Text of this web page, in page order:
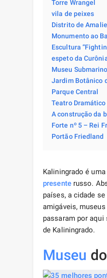
Torre Wrangel
vila de peixes
Distrito de
Monumento ao
Escultura
espeto da
Museu
Jardim Botânico
Parque Central
Teatro
A construção da
Forte nº 5 – Rei
Portão Friedland
Kaliningrado é
presenterusso.
países, a cidade
amigáveis,
passaram por
de Kaliningrado.
Museu